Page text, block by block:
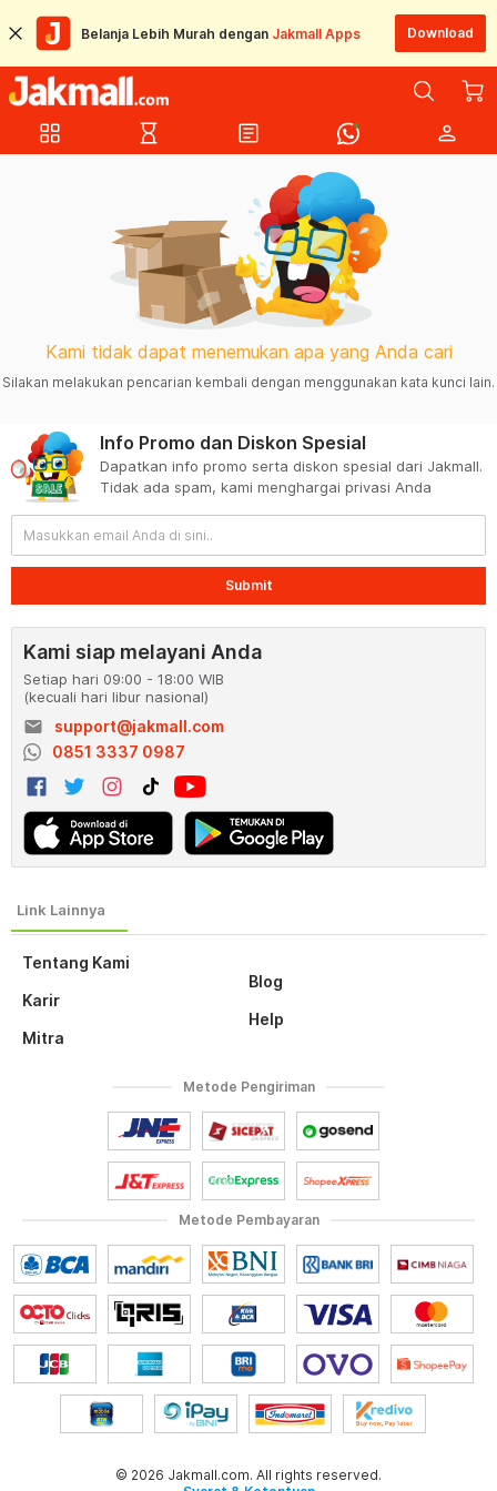
Belanja Lebih Murah dengan Jakmall Apps Download
grid_view hourglass_empty article person
Kami tidak dapat menemukan apa yang Anda cari
Silakan melakukan pencarian kembali dengan menggunakan kata kunci lain.
Tentang Kami
Karir
Mitra
Blog
Help
Info Promo dan Diskon Spesial
Dapatkan info promo serta diskon spesial dari Jakmall.
Tidak ada spam, kami menghargai privasi Anda
Submit
Kami siap melayani Anda
Setiap hari 09:00 - 18:00 WIB
(kecuali hari libur nasional)
email
support@jakmall.com
0851 3337 0987
Metode Pembayaran
Metode Pengiriman
© 2026 Jakmall.com. All rights reserved.